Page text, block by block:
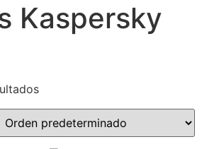
Kaspersky